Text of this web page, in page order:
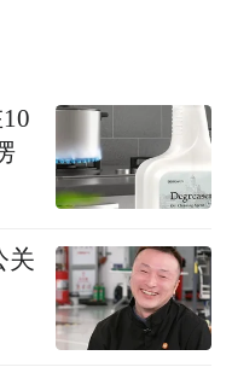
一种现象，它不
量子化的霍尔电
，材料表面的电
形成所谓的边缘
了能量损耗。
的电阻都为0，那
关